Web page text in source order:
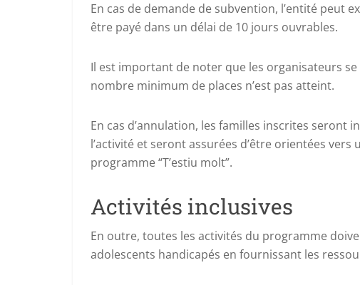
En cas de demande de subvention, l’entité peut
être payé dans un délai de 10 jours ouvrables.
Il est important de noter que les organisateurs
nombre minimum de places n’est pas atteint.
En cas d’annulation, les familles inscrites seront
l’activité et seront assurées d’être orientées
programme “T’estiu molt”.
Activités inclusives
En outre, toutes les activités du programme
adolescents handicapés en fournissant les